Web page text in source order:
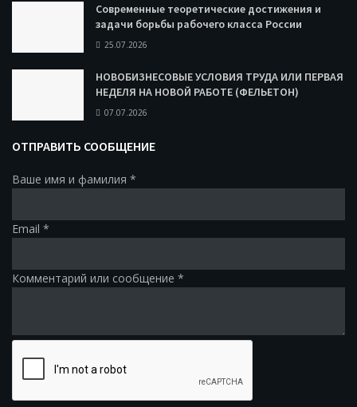
Современные теоретические достижения и
задачи борьбы рабочего класса России
25.07.2026
НОВОБИЗНЕСОВЫЕ УСЛОВИЯ ТРУДА ИЛИ ПЕРВАЯ
НЕДЕЛЯ НА НОВОЙ РАБОТЕ (ФЕЛЬЕТОН)
07.07.2026
ОТПРАВИТЬ СООБЩЕНИЕ
Ваше имя и фамилия *
Email *
Комментарий или сообщение *